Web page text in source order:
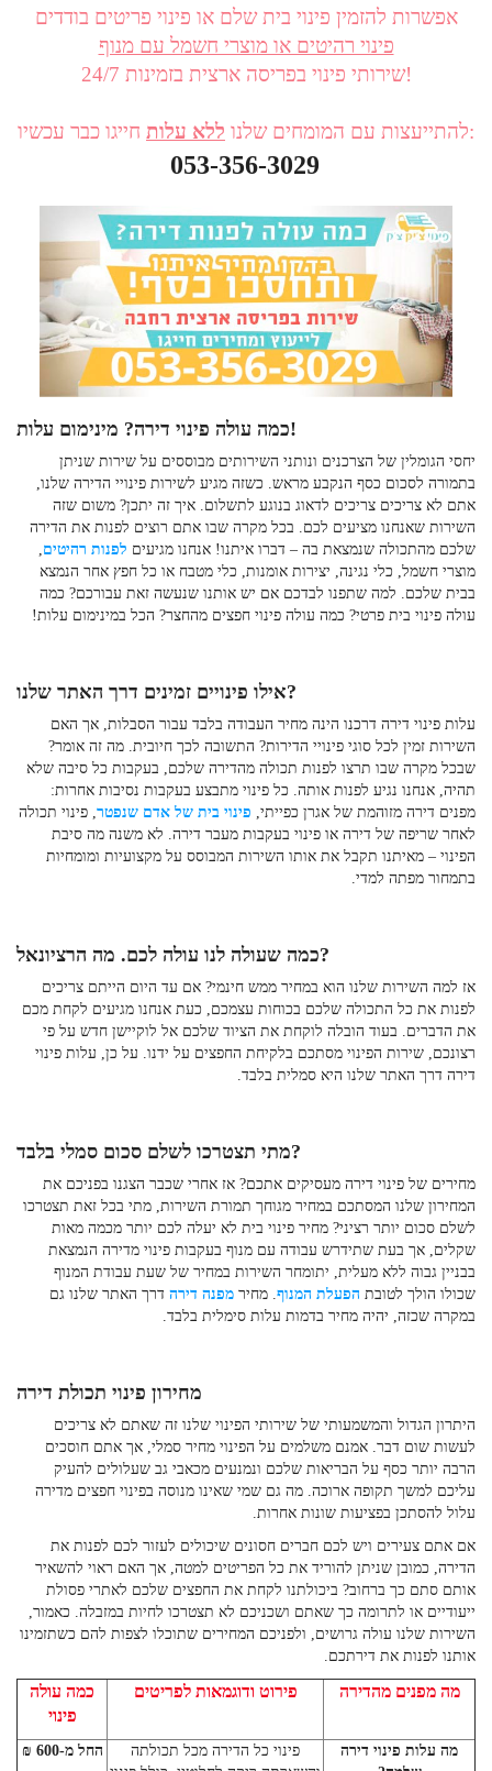
אפשרות להזמין פינוי בית שלם או פינוי פריטים בודדים
פינוי רהיטים או מוצרי חשמל עם מנוף
שירותי פינוי בפריסה ארצית בזמינות 24/7!
להתייעצות עם המומחים שלנו ללא עלות חייגו כבר עכשיו:
053-356-3029
כמה עולה פינוי דירה? מינימום עלות!
יחסי הגומלין של הצרכנים ונותני השירותים מבוססים על שירות שניתן
בתמורה לסכום כסף הנקבע מראש. כשזה מגיע לשירות פינויי הדירה שלנו,
אתם לא צריכים צריכים לדאוג בנוגע לתשלום. איך זה יתכן? משום שזה
השירות שאנחנו מציעים לכם. בכל מקרה שבו אתם רוצים לפנות את הדירה
שלכם מהתכולה שנמצאת בה – דברו איתנו! אנחנו מגיעים לפנות רהיטים
מוצרי חשמל, כלי נגינה, יצירות אומנות, כלי מטבח או כל חפץ אחר הנמצא
בבית שלכם. למה שתפנו לבדכם אם יש אותנו שנעשה זאת עבורכם? כמה
עולה פינוי בית פרטי? כמה עולה פינוי חפצים מהחצר? הכל במינימום עלות!
אילו פינויים זמינים דרך האתר שלנו?
עלות פינוי דירה דרכנו הינה מחיר העבודה בלבד עבור הסבלות, אך האם
השירות זמין לכל סוגי פינויי הדירות? התשובה לכך חיובית. מה זה אומר?
שבכל מקרה שבו תרצו לפנות תכולה מהדירה שלכם, בעקבות כל סיבה שלא
תהיה, אנחנו נגיע לפנות אותה. כל פינוי מתבצע בעקבות נסיבות אחרות:
מפנים דירה מזוהמת של אגרן כפייתי, פינוי בית של אדם שנפטר , פינוי תכולה
לאחר שריפה של דירה או פינוי בעקבות מעבר דירה. לא משנה מה סיבת
הפינוי – מאיתנו תקבל את אותו השירות המבוסס על מקצועיות ומומחיות
בתמחור מפתה למדי.
כמה שעולה לנו עולה לכם. מה הרציונאל?
אז למה השירות שלנו הוא במחיר ממש חינמי? אם עד היום הייתם צריכים
לפנות את כל התכולה שלכם בכוחות עצמכם, כעת אנחנו מגיעים לקחת מכם
את הדברים. בעוד הובלה לוקחת את הציוד שלכם אל לוקיישן חדש על פי
רצונכם, שירות הפינוי מסתכם בלקיחת החפצים על ידנו. על כן, עלות פינוי
דירה דרך האתר שלנו היא סמלית בלבד.
מתי תצטרכו לשלם סכום סמלי בלבד?
מחירים של פינוי דירה מעסיקים אתכם? אז אחרי שכבר הצגנו בפניכם את
המחירון שלנו המסתכם במחיר מגוחך תמורת השירות, מתי בכל זאת תצטרכו
לשלם סכום יותר רציני? מחיר פינוי בית לא יעלה לכם יותר מכמה מאות
שקלים, אך בעת שתידרש עבודה עם מנוף בעקבות פינוי מדירה הנמצאת
בבניין גבוה ללא מעלית, יתומחר השירות במחיר של שעת עבודת המנוף
שכולו הולך לטובת הפעלת המנוף . מחיר מפנה דירה דרך האתר שלנו גם
במקרה שכזה, יהיה מחיר בדמות עלות סימלית בלבד.
מחירון פינוי תכולת דירה
היתרון הגדול והמשמעותי של שירותי הפינוי שלנו זה שאתם לא צריכים
לעשות שום דבר. אמנם משלמים על הפינוי מחיר סמלי, אך אתם חוסכים
הרבה יותר כסף על הבריאות שלכם ונמנעים מכאבי גב שעלולים להעיק
עליכם למשך תקופה ארוכה. מה גם שמי שאינו מנוסה בפינוי חפצים מדירה
עלול להסתכן בפציעות שונות אחרות.
אם אתם צעירים ויש לכם חברים חסונים שיכולים לעזור לכם לפנות את
הדירה, כמובן שניתן להוריד את כל הפריטים למטה, אך האם ראוי להשאיר
אותם סתם כך ברחוב? ביכולתנו לקחת את החפצים שלכם לאתרי פסולת
ייעודיים או לתרומה כך שאתם ושכניכם לא תצטרכו לחיות במזבלה. כאמור,
השירות שלנו עולה גרושים, ולפניכם המחירים שתוכלו לצפות להם כשתזמינו
אותנו לפנות את דירתכם.
מה מפנים מהדירה פירוט ודוגמאות לפריטים
כמה עולה
פינוי
מה עלות פינוי דירה
פינוי כל הדירה מכל תכולתה
החל מ-600 ₪